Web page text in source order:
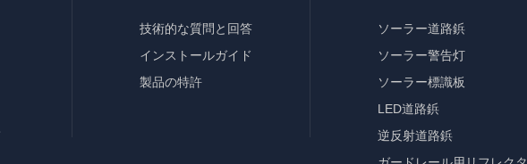
技術的な質問と回答
インストールガイド
製品の特許
ソーラー道路鋲
ソーラー警告灯
ソーラー標識板
LED道路鋲
逆反射道路鋲